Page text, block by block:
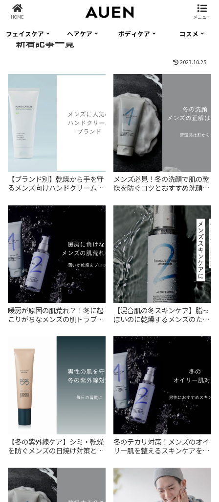
フェイスケア ヘアケア ボディケア コスメ
新着記事一覧
2023.10.25
【ブランド別】乾燥から手を守
るメンズ向けハンドクリーム徹
メンズ必見！冬の洗顔で肌の乾
燥を防ぐコツとおすすめ洗顔料
暖房が原因の肌荒れ？！冬に起
こりがちなメンズの肌トラブル
【混合肌の冬スキンケア】脂っ
ぽいのに乾燥するメンズのため
【冬の紫外線ケア】シミ・乾燥
を防ぐメンズの日焼け対策とお
冬のテカリ対策！メンズのオイ
リー肌を整えるスキンケアをご
HOME メニュー